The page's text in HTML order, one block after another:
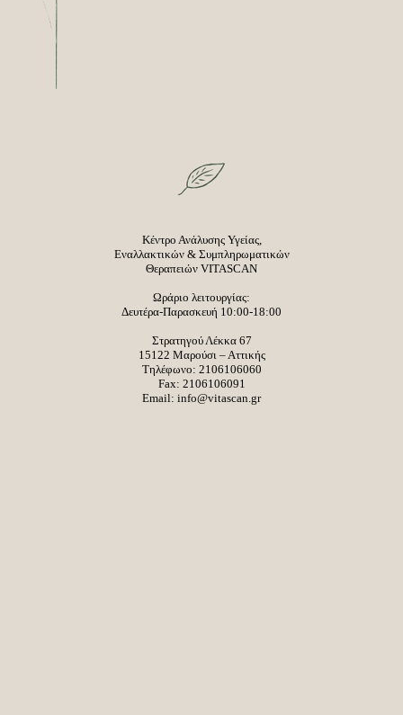
Κέντρο Ανάλυσης Υγείας,
Εναλλακτικών & Συμπληρωματικών
Θεραπειών VITASCAN
Ωράριο λειτουργίας:
Δευτέρα-Παρασκευή 10:00-18:00
Στρατηγού Λέκκα 67
15122 Μαρούσι – Αττικής
Τηλέφωνο: 2106106060
Fax: 2106106091
Email: info@vitascan.gr